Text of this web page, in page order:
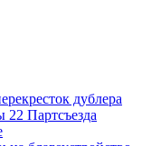
дублера
Партсъезда